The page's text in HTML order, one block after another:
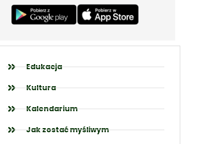
Edukacja
Kultura
Kalendarium
Jak zostać myśliwym